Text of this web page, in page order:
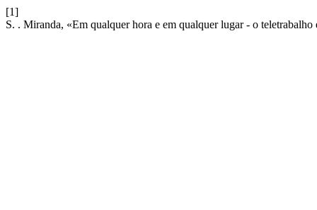
[1]
S. . Miranda, «Em qualquer hora e em qualquer lugar - o